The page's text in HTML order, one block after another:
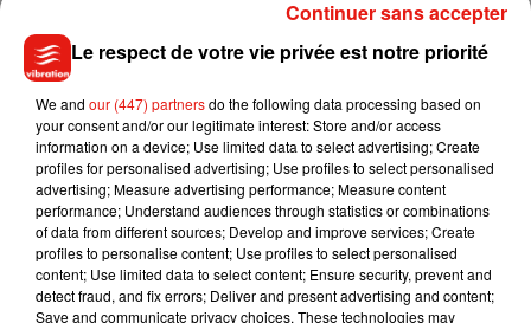
interviendront "au fil des prochains jours" en concertation
avec les régions, selon la SNCF.
Les horaires des trains du quotidien circulant le lendemain
seront affichés au plus tard à 17h00 sur l'application
L'Assistant SNCF et tous les autres canaux d'information
habituels, a promis la compagnie.
Du côté des trains internationaux, l'offre des Thalys - vers le
Benelux - a été réduite à 30% de la normale lundi, en
attendant un nouvel allègement ces prochains jours. Seuls
15% des Eurostar - vers Londres - circulent.
Le respect de votre vie privée est notre priorité
We and our (447) partnersdo the following data processing based on
your consent and/or our legitimate interest: Store and/or access
information on a device; Use limited data to select advertising; Create
profiles for personalised advertising; Use profiles to select personalised
advertising; Measure advertising performance; Measure content
performance; Understand audiences through statistics or combinations
of data from different sources; Develop and improve services; Create
profiles to personalise content; Use profiles to select personalised
content; Use limited data to select content; Ensure security, prevent and
detect fraud, and fix errors; Deliver and present advertising and content;
Save and communicate privacy choices. These technologies may
Continuer sans accepter